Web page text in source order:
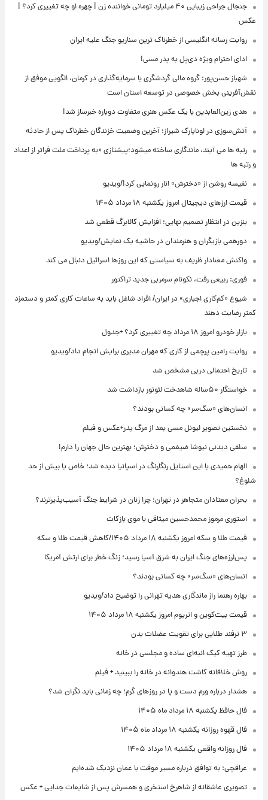
جنجال جراحی زیبایی ۴۰ میلیارد تومانی خواننده زن | چهره او چه تغییری کرد؟ |
عکس
روایت رسانه انگلیسی از خطرناک ترین سناریو جنگ علیه ایران
ادای احترام ویژه دی‌پل به پدر مسی!
شهباز حسن‌پور: گروه مالی گردشگری با سرمایه‌گذاری در کرمان، الگویی موفق از
نقش‌آفرینی بخش خصوصی در توسعه استان است
هدی زین‌العابدین با یک عکس هنری متفاوت دوباره خبرساز شد!
آتش‌سوزی در لوناپارک شیراز؛ آخرین وضعیت خزندگان خطرناک پس از حادثه
رتبه ها می آیند، ماندگاری ساخته میشود؛پیشتازی «به پرداخت ملت فراتر از اعداد
و رتبه ها
نفیسه روشن از «دخترش» انار رونمایی کرد!/ویدیو
قیمت ارزهای دیجیتال امروز یکشنبه ۱۸ مرداد ۱۴۰۵
بنزین در انتظار تصمیم نهایی؛ افزایش کالابرگ قطعی شد
دورهمی بازیگران و هنرمندان در حاشیه یک نمایش/ویدیو
واکنش معنادار ظریف به سیاستی که این روزها اسرائیل دنبال می کند
فوری: ربیعی رفت، نکونام سرمربی جدید تراکتور
شیوع «کم‌کاری اجباری» در ایران/ افراد شاغل باید به ساعات کاری کمتر و دستمزد
کمتر رضایت دهند
بازار خودرو امروز ۱۸ مرداد چه تغییری کرد؟ +جدول
روایت رامین پرچمی از کاری که مهران مدیری برایش انجام داد/ویدیو
تاریخ احتمالی دربی مشخص شد
خواستگار ۵۰ساله شاهدخت لئونور بازداشت شد
انسان‌های «سگ‌سر» چه کسانی بودند؟
نخستین تصویر لیونل مسی بعد از مرگ پدر+عکس و فیلم
سلفی دیدنی نیوشا ضیغمی و دخترش؛ بهترین حال جهان را دارم!
الهام حمیدی با این استایل رنگارنگ در اسپانیا دیده شد؛ خاص یا بیش از حد
شلوغ؟
بحران معتادان متجاهر در تهران؛ چرا زنان در شرایط جنگ آسیب‌پذیرترند؟
استوری مرموز محمدحسین میثاقی با موی بازکات
قیمت طلا و سکه امروز یکشنبه ۱۸ مرداد ۱۴۰۵/کاهش قیمت طلا و سکه
پس‌لرزه‌های جنگ ایران به شرق آسیا رسید؛ زنگ خطر برای ارتش آمریکا
انسان‌های «سگ‌سر» چه کسانی بودند؟
بهاره رهنما راز ماندگاری هدیه تهرانی را توضیح داد/ویدیو
قیمت بیت‌کوین و اتریوم امروز یکشنبه ۱۸ مرداد ۱۴۰۵
۳ ترفند طلایی برای تقویت عضلات بدن
طرز تهیه کیک انبه‌ای ساده و مجلسی در خانه
روش خلاقانه کاشت هندوانه در خانه را ببینید + فیلم
هشدار درباره ورم دست و پا در روزهای گرم؛ چه زمانی باید نگران شد؟
فال حافظ یکشنبه ۱۸ مرداد ماه ۱۴۰۵
فال قهوه روزانه یکشنبه ۱۸ مرداد ماه ۱۴۰۵
فال روزانه واقعی یکشنبه ۱۸ مرداد ۱۴۰۵
عراقچی: به توافق درباره مسیر موقت با عمان نزدیک شده‌ایم
تصویری عاشقانه از شاهرخ استخری و همسرش پس از شایعات جدایی + عکس